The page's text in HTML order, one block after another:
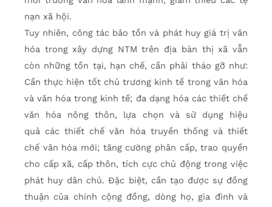
nạn xã hội.
Tuy nhiên, công tác bảo tồn và phát huy giá trị văn
hóa trong xây dựng NTM trên địa bàn thị xã vẫn
còn những tồn tại, hạn chế, cần phải tháo gỡ như:
Cần thực hiện tốt chủ trương kinh tế trong văn hóa
và văn hóa trong kinh tế; đa dạng hóa các thiết chế
văn hóa nông thôn, lựa chọn và sử dụng hiệu
quả các thiết chế văn hóa truyền thống và thiết
chế văn hóa mới; tăng cường phân cấp, trao quyền
cho cấp xã, cấp thôn, tích cực chủ động trong việc
phát huy dân chủ. Đặc biệt, cần tạo được sự đồng
thuận của chính cộng đồng, dòng họ, gia đình và